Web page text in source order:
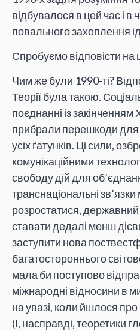
відбувалося в цей час і в
повального захоплення
Спробуємо відповісти на
Чим же були 1990-ті?
Теорії була такою.
поєднанні із закінченням
прибрали перешкоди для
усіх ґатунків. Ці сили,
комунікаційними
свободу дій для
транснаціональні
розростатися, державний
ставати дедалі менш
заступити нова
багатостороннього
мала би поступово
міжнародні відносини в
на увазі, коли йшлося
(І, насправді, теоретики